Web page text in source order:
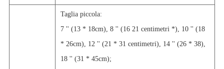
Taglia piccola:
7 '' (13 * 18cm), 8 '' (16 21 centimetri *), 10 '' (18
* 26cm), 12 '' (21 * 31 centimetri), 14 '' (26 * 38),
18 '' (31 * 45cm);